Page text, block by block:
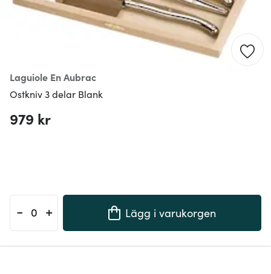
Laguiole En Aubrac
Ostkniv 3 delar Blank
979 kr
- + Lägg i varukorgen